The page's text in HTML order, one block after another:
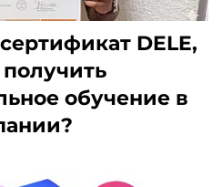
DELE,
обучение в